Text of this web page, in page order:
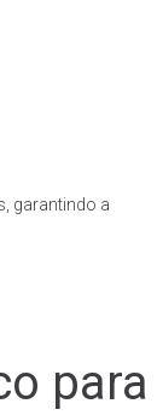
garantindo a
para